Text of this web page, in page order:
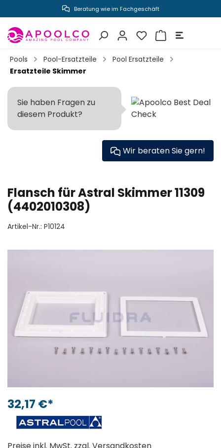
springen Beratung wie im Fachgeschäft
Pools Pool-Ersatzteile
Pool Ersatzteile
Ersatzteile Skimmer
Flansch für Astral Skimmer 11309
(4402010308)
Artikel-Nr.: P10124
Sie haben Fragen zu
diesem Produkt?
Wir beraten Sie gern!
32,17 €*
Preise inkl. MwSt. zzgl. Versandkosten